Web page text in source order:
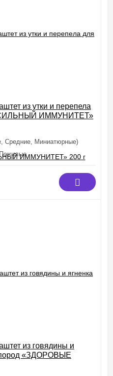
из утки и перепела
ИММУНИТЕТ»
Средние, Миниатюрные)
из говядины и
пород «ЗДОРОВЫЕ